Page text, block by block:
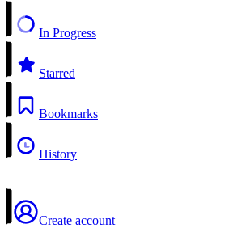
In Progress
Starred
Bookmarks
History
Create account